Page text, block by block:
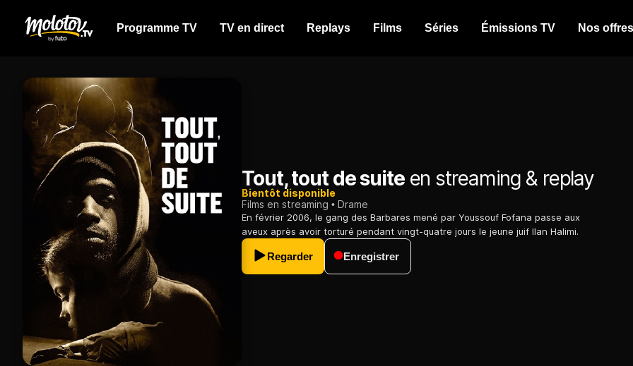
Programme TV TV en direct Replays Films Séries Émissions TV Nos offres
Tout, tout de suiteen streaming & replay
Bientôt disponible
Films en streaming
Drame
En février 2006, le gang des Barbares mené par Youssouf Fofana passe aux
aveux après avoir torturé pendant vingt-quatre jours le jeune juif Ilan Halimi.
Regarder Enregistrer